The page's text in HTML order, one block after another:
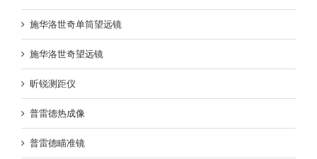
施华洛世奇单筒望远镜
施华洛世奇望远镜
昕锐测距仪
普雷德热成像
普雷德瞄准镜